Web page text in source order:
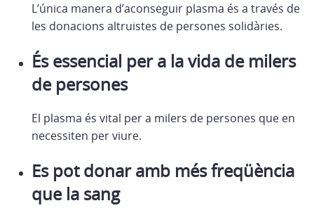
L’única manera d’aconseguir plasma és a través de
les donacions altruistes de persones solidàries.
És essencial per a la vida de milers
de persones
El plasma és vital per a milers de persones que en
necessiten per viure.
Es pot donar amb més freqüència
que la sang